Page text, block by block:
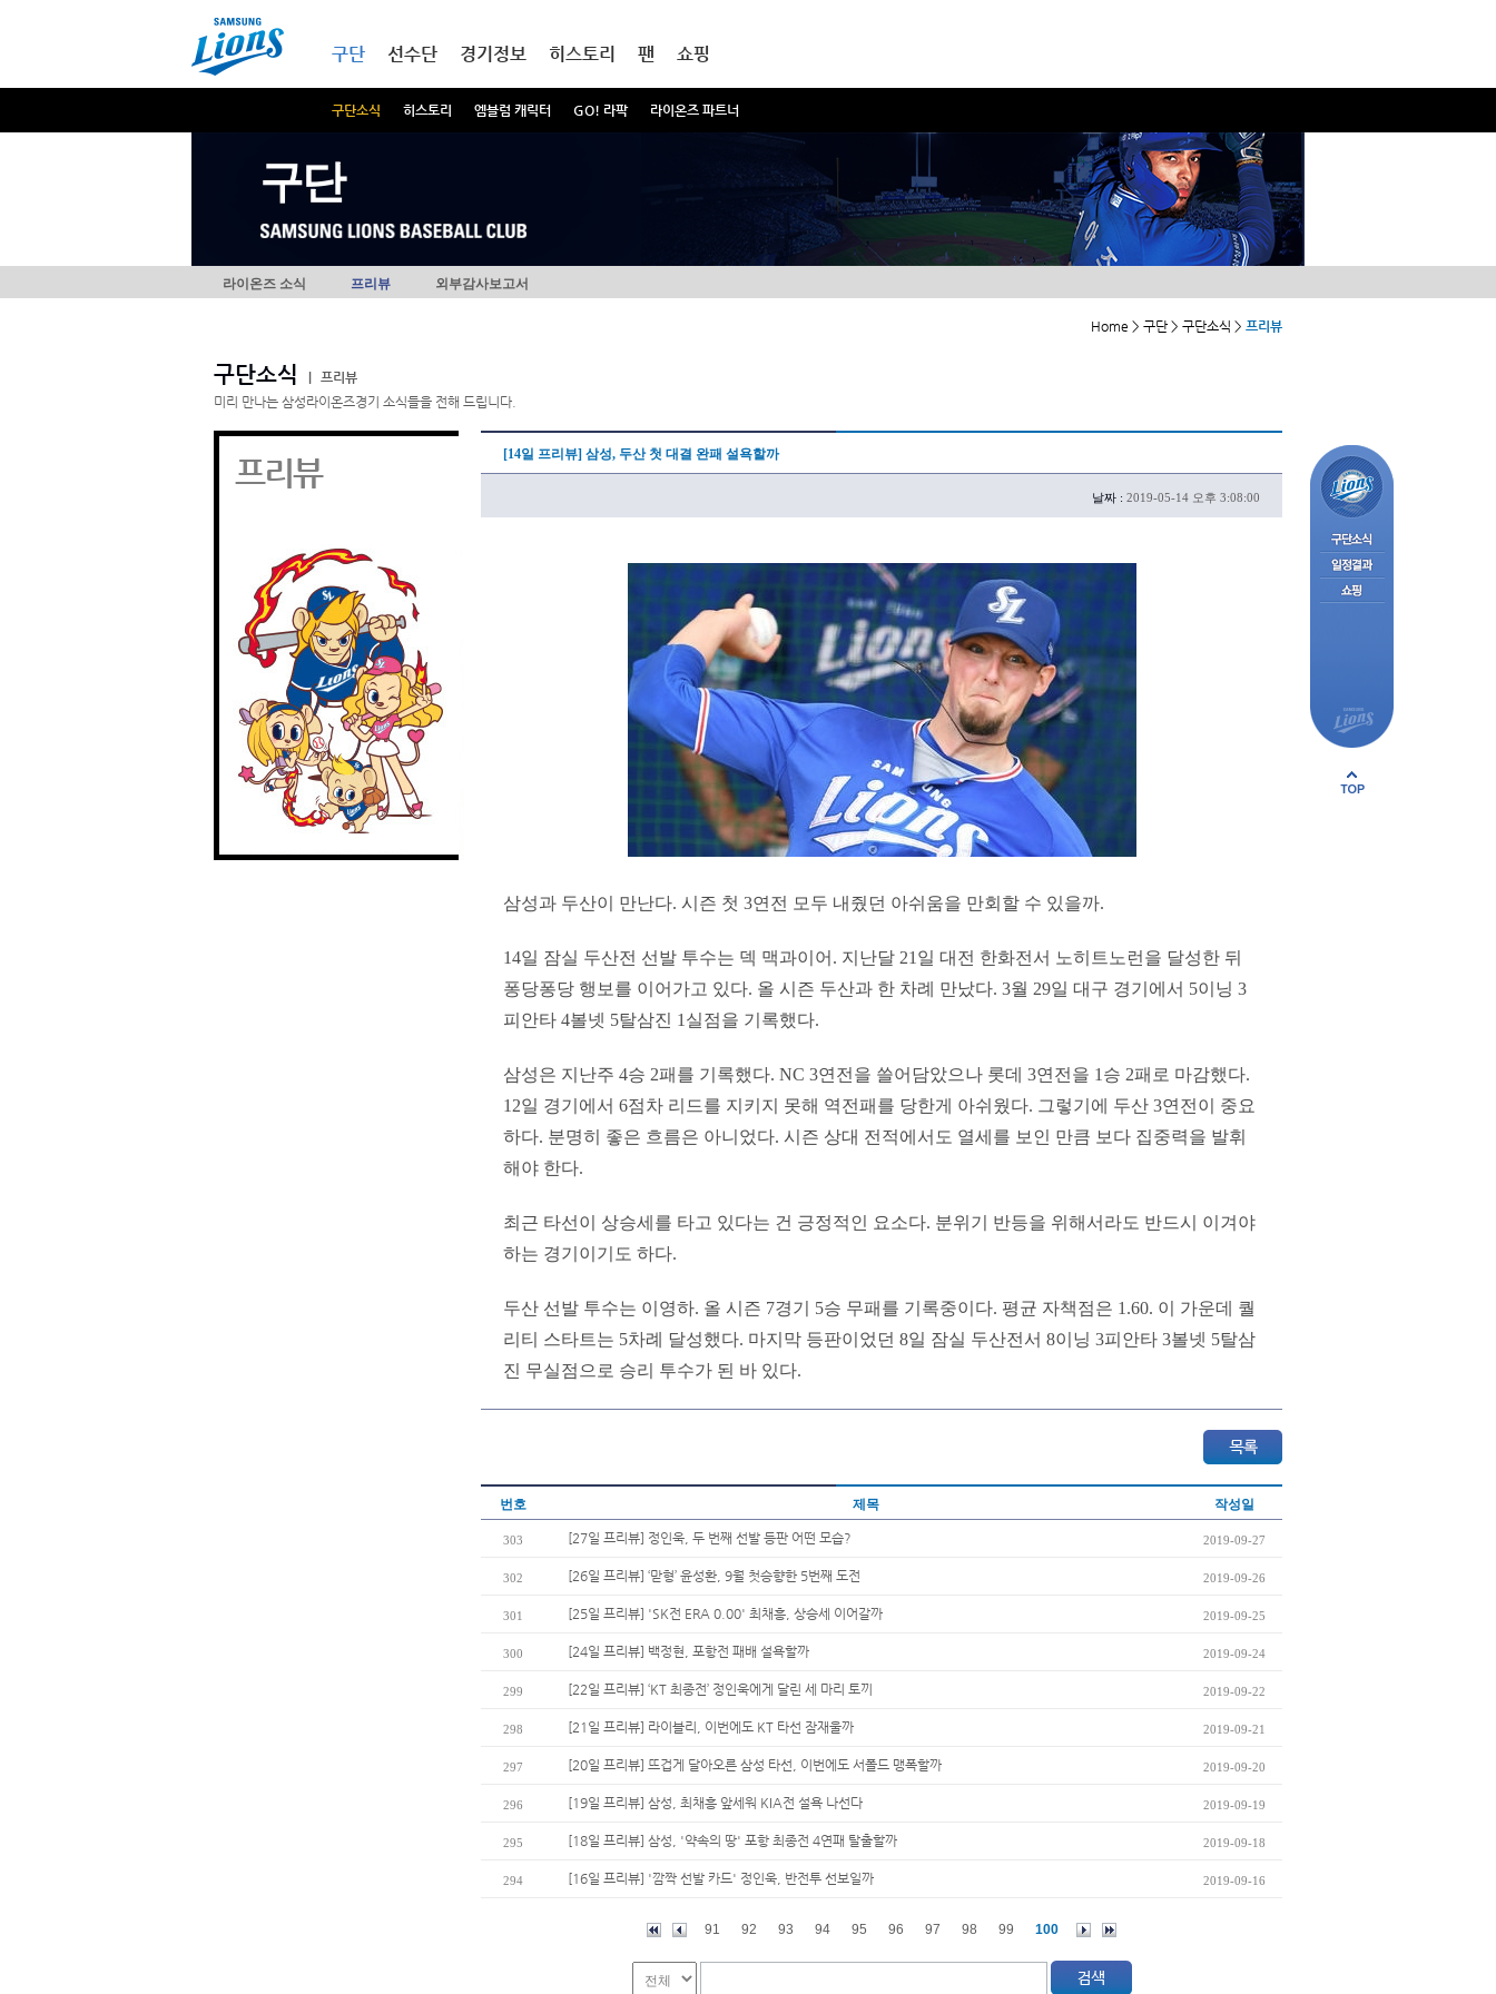
구단
구단소식 히스토리 엠블럼 캐릭터 GO! 라팍 라이온즈 파트너
선수단 경기정보 히스토리 팬 쇼핑
구단
라이온즈 소식 프리뷰 외부감사보고서
Home > 구단 > 구단소식 > 프리뷰
구단소식
프리뷰
미리 만나는 삼성라이온즈경기 소식들을 전해 드립니다.
프리뷰 [14일 프리뷰] 삼성, 두산 첫 대결 완패 설욕할까
날짜 : 2019-05-14 오후 3:08:00
삼성과 두산이 만난다. 시즌 첫 3연전 모두 내줬던 아쉬움을 만회할 수 있을까.
14일 잠실 두산전 선발 투수는 덱 맥과이어. 지난달 21일 대전 한화전서 노히트노런을 달성한 뒤
퐁당퐁당 행보를 이어가고 있다. 올 시즌 두산과 한 차례 만났다. 3월 29일 대구 경기에서 5이닝 3
피안타 4볼넷 5탈삼진 1실점을 기록했다.
삼성은 지난주 4승 2패를 기록했다. NC 3연전을 쓸어담았으나 롯데 3연전을 1승 2패로 마감했다.
12일 경기에서 6점차 리드를 지키지 못해 역전패를 당한게 아쉬웠다. 그렇기에 두산 3연전이 중요
하다. 분명히 좋은 흐름은 아니었다. 시즌 상대 전적에서도 열세를 보인 만큼 보다 집중력을 발휘
해야 한다.
최근 타선이 상승세를 타고 있다는 건 긍정적인 요소다. 분위기 반등을 위해서라도 반드시 이겨야
하는 경기이기도 하다.
두산 선발 투수는 이영하. 올 시즌 7경기 5승 무패를 기록중이다. 평균 자책점은 1.60. 이 가운데 퀄
리티 스타트는 5차례 달성했다. 마지막 등판이었던 8일 잠실 두산전서 8이닝 3피안타 3볼넷 5탈삼
진 무실점으로 승리 투수가 된 바 있다.
번호 제목 작성일
303 [27일 프리뷰] 정인욱, 두 번째 선발 등판 어떤 모습? 2019-09-27
302 [26일 프리뷰] ‘맏형’ 윤성환, 9월 첫승향한 5번째 도전 2019-09-26
301 [25일 프리뷰] 'SK전 ERA 0.00' 최채흥, 상승세 이어갈까 2019-09-25
300 [24일 프리뷰] 백정현, 포항전 패배 설욕할까 2019-09-24
299 [22일 프리뷰] ‘KT 최종전’ 정인욱에게 달린 세 마리 토끼 2019-09-22
298 [21일 프리뷰] 라이블리, 이번에도 KT 타선 잠재울까 2019-09-21
297 [20일 프리뷰] 뜨겁게 달아오른 삼성 타선, 이번에도 서폴드 맹폭할까 2019-09-20
296 [19일 프리뷰] 삼성, 최채흥 앞세워 KIA전 설욕 나선다 2019-09-19
295 [18일 프리뷰] 삼성, '약속의 땅' 포항 최종전 4연패 탈출할까 2019-09-18
294 [16일 프리뷰] '깜짝 선발 카드' 정인욱, 반전투 선보일까 2019-09-16
91 92 93 94 95 96 97 98 99 100